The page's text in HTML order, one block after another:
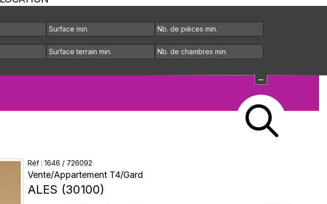
Réf : 1646 / 726092
Vente/Appartement T4/Gard
ALES (30100)